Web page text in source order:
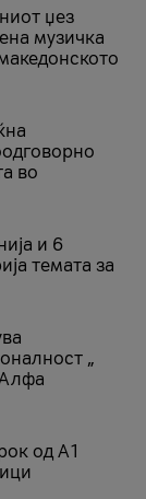
џез
музичка
во
и 6
темата за
„
од А1